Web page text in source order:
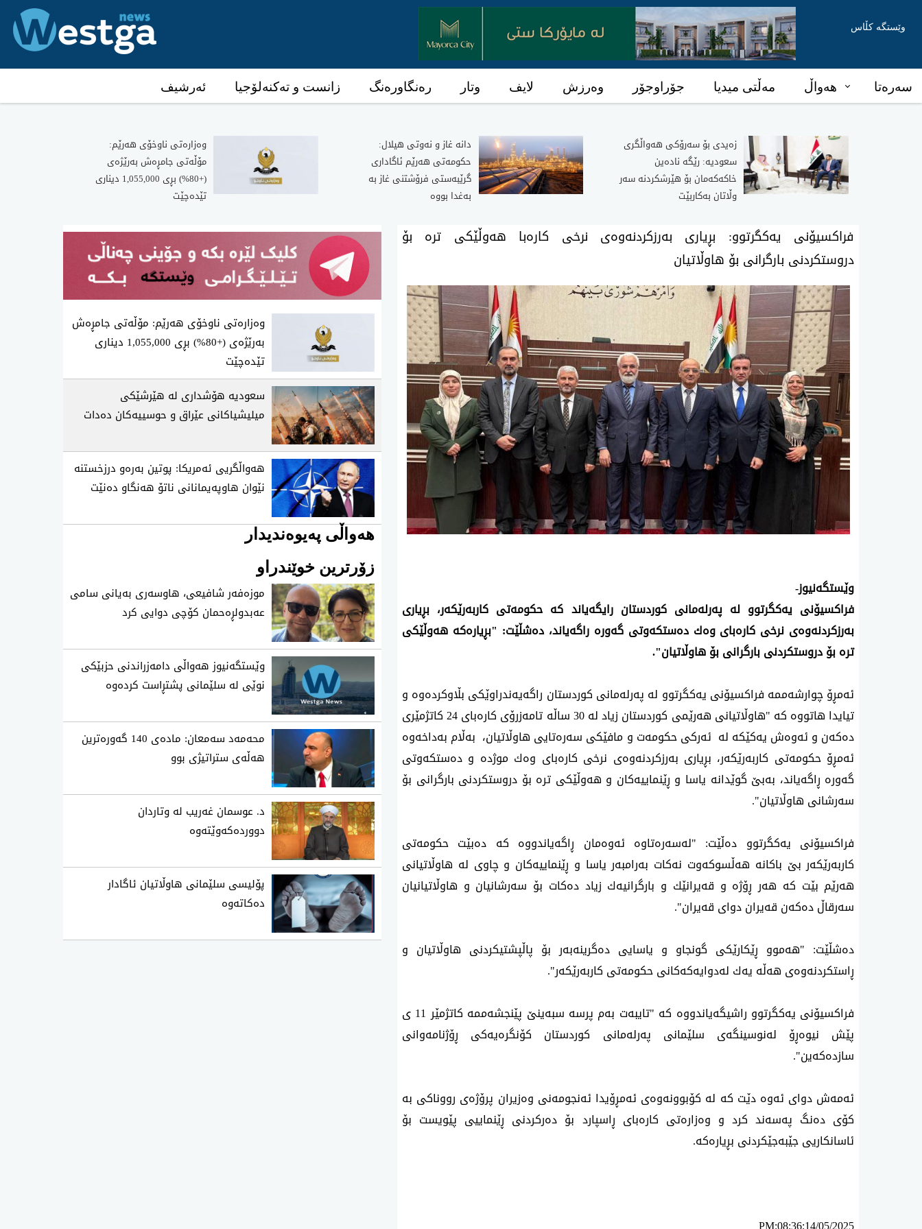
وێستگە کڵاس
سەرەتا هەواڵ مەڵتی میدیا جۆراوجۆر وەرزش لایف وتار رەنگاورەنگ زانست و تەکنەلۆجیا ئەرشیف
زەیدی بۆ سەرۆکی هەواڵگری
سعودیە: رێگە نادەین
خاکەکەمان بۆ هێرشکردنە سەر
وڵاتان بەکاربێت
دانە غاز و نەوتی هیلال:
حکومەتی هەرێم ئاگاداری
گرێبەستی فرۆشتنی غاز بە
بەغدا بووە
وەزارەتی ناوخۆی هەرێم:
مۆڵەتی جامڕەش بەرێژەی
(+80%) بڕی 1,055,000 دیناری
تێدەچێت
فراكسیۆنی یه‌كگرتوو: بڕیاری به‌رزكردنه‌وه‌ی نرخی كاره‌با هه‌وڵێكی تره‌ بۆ
دروستكردنی بارگرانی بۆ هاوڵاتیان
وێستگه‌نیوز-
فراكسیۆنی یه‌كگرتوو له‌ په‌رله‌مانی كوردستان رایگه‌یاند كه‌ حكومه‌تی كاربه‌رێكه‌ر، بڕیاری
به‌رزكردنه‌وه‌ی نرخی كاره‌بای وه‌ك ده‌ستكه‌وتی‌ گه‌وره‌ راگه‌یاند، ده‌شڵێت: "بڕیاره‌كه‌ هه‌وڵێكی
تره‌ بۆ دروستكردنی بارگرانی بۆ هاوڵاتیان".
ئه‌مڕۆ چوارشه‌ممه‌ فراكسیۆنی یه‌كگرتوو له‌ په‌رله‌مانی كوردستان راگه‌یه‌ندراوێكی‌ بڵاوكرده‌وه‌ و
تیایدا هاتووه‌ كه‌ "هاوڵاتیانی هه‌رێمی كوردستان زیاد له‌ 30 ساڵه‌ تامه‌زرۆی كاره‌بای 24 كاتژمێری
ده‌كه‌ن و ئه‌وه‌ش یه‌كێكه‌ له‌ ئه‌ركی حكومه‌ت و مافێكی سه‌ره‌تایی هاوڵاتیان، به‌ڵام به‌داخه‌وه‌
ئه‌مڕۆ حكومه‌تی كاربه‌رێكه‌ر، بڕیاری به‌رزكردنه‌وه‌ی نرخی كاره‌بای وه‌ك موژده‌ و ده‌ستكه‌وتی
گه‌وره‌ ڕاگه‌یاند، به‌بێ گوێدانه‌ یاسا و ڕێنماییه‌كان و هه‌وڵێكی تره‌ بۆ دروستكردنی بارگرانی بۆ
سه‌رشانی هاوڵاتیان".
فراكسیۆنی یه‌كگرتوو ده‌ڵێت: "له‌سه‌ره‌تاوه‌ ئه‌وه‌مان ڕاگه‌یاندووه‌ كه‌ ده‌بێت حكومه‌تی
كاربه‌رێكه‌ر بێ باكانه‌ هه‌ڵسوكه‌وت نه‌كات به‌رامبه‌ر یاسا و ڕێنماییه‌كان و چاوی له‌ هاوڵاتیانی
هه‌رێم بێت كه‌ هه‌ر ڕۆژه‌ و قه‌یرانێك و بارگرانیه‌ك زیاد ده‌كات بۆ سه‌رشانیان و هاوڵاتیانیان
سه‌رقاڵ ده‌كه‌ن قه‌یران دوای قه‌یران".
ده‌شڵێت: "هه‌موو ڕێكارێكی گونجاو و یاسایی ده‌گرینه‌به‌ر بۆ پاڵپشتیكردنی هاوڵاتیان و
ڕاستكردنه‌وه‌ی هه‌ڵه‌ یه‌ك له‌دوایه‌كه‌كانی حكومه‌تی كاربه‌رێكه‌ر".
فراكسیۆنی یه‌كگرتوو راشیگه‌یاندووه‌ كه‌ "تایبه‌ت به‌م پرسه‌ سبه‌ینێ پێنجشه‌ممه‌ كاتژمێر 11 ی
پێش نیوه‌ڕۆ له‌نوسینگه‌ی سلێمانی په‌رله‌مانی كوردستان كۆنگره‌یه‌كی ڕۆژنامه‌وانی
سازده‌كه‌ین".
ئه‌مه‌ش دوای‌ ئه‌وه‌ دێت كه‌ له‌ كۆبوونه‌وه‌ی‌ ئه‌مڕۆیدا ئه‌نجومه‌نی وه‌زیران پرۆژه‌ی رووناكی به‌
كۆی ده‌نگ په‌سه‌ند كرد و وه‌زاره‌تی كاره‌بای ڕاسپارد بۆ ده‌ركردنی ڕێنماییی پێویست بۆ
ئاسانكاریی جێبه‌جێكردنی بڕیاره‌كه‌.
وەزارەتی ناوخۆی هەرێم: مۆڵەتی جامڕەش
بەرێژەی (+80%) بڕی 1,055,000 دیناری
تێدەچێت
سعودیە هۆشداری لە هێرشێکی
میلیشیاکانی عێراق و حوسییەکان دەدات
هەواڵگریی ئەمریکا: پوتین بەرەو درزخستنە
نێوان هاوپەیمانانی ناتۆ هەنگاو دەنێت
هەواڵی پەیوەندیدار
زۆرترین خوێندراو
موزه‌فه‌ر شافیعی، هاوسه‌ری به‌یانی سامی
عه‌بدولڕه‌حمان كۆچی‌ دوایی كرد
وێستگەنیوز هەواڵی دامەزراندنی حزبێکی
نوێی لە سلێمانی پشتڕاست کردەوە
محه‌مه‌د سه‌معان: ماده‌ی 140 گه‌وره‌ترین
هه‌ڵه‌ی ستراتیژی‌ بوو
د. عوسمان غەریب لە وتاردان
دووردەکەوێتەوە
پۆلیسی سلێمانی هاوڵاتیان ئاگادار
ده‌كاته‌وه‌